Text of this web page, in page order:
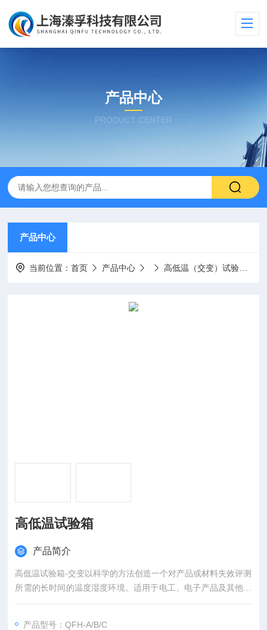
产品中心
PRODUCT CENTER
产品中心
当前位置：首页 产品中心 高低温（交变）试验箱
高低温试验箱
产品简介
高低温试验箱-交变以科学的方法创造一个对产品或材料失效评测
所需的长时间的温度湿度环境。适用于电工、电子产品及其他原
器件、材料在高温低温的环境下储存、运输、使用时的适应性试
产品型号：QFH-A/B/C